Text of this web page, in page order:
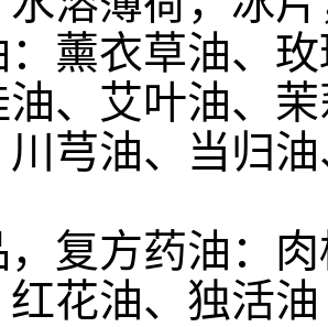
薰衣草油、
、艾叶油、
川芎油、当归
，复方药油：
花油、独活油